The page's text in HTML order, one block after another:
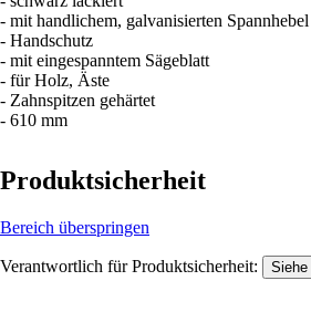
- mit handlichem, galvanisierten Spannhebel
- Handschutz
- mit eingespanntem Sägeblatt
- für Holz, Äste
- Zahnspitzen gehärtet
- 610 mm
Produktsicherheit
Bereich überspringen
Verantwortlich für Produktsicherheit: Siehe